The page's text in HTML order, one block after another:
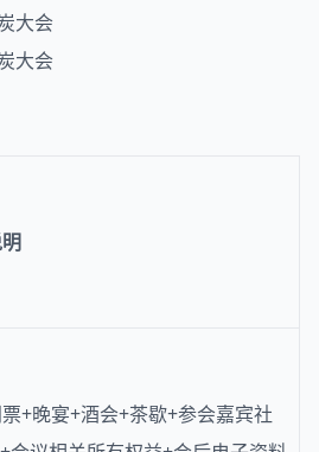
+晚宴+酒会+茶歇+参会嘉宾社